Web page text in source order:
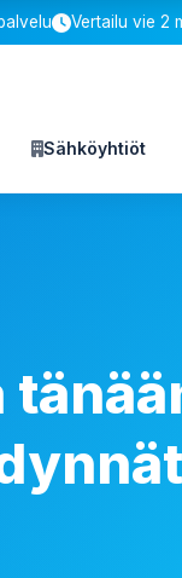
Vertailu vie 2
Sähköyhtiöt